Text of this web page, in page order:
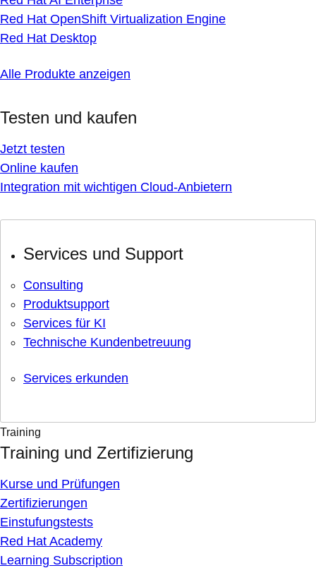
Red Hat OpenShift Virtualization Engine
Red Hat Desktop
Alle Produkte anzeigen
Testen und kaufen
Jetzt testen
Online kaufen
Integration mit wichtigen Cloud-Anbietern
Services und Support
Consulting
Produktsupport
Services für KI
Technische Kundenbetreuung
Services erkunden
Training
Training und Zertifizierung
Kurse und Prüfungen
Zertifizierungen
Einstufungstests
Red Hat Academy
Learning Subscription